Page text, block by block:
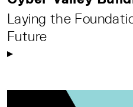
Laying the
Future